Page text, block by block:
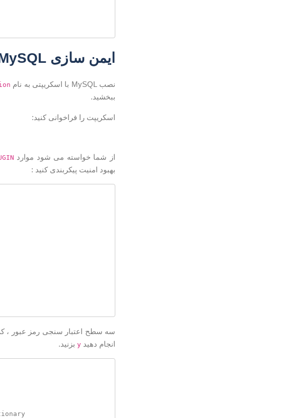
ایمن سازی MySQL
نصب MySQL با اسکریپتی به نام
ببخشید.
اسکریپت را فراخوانی کنید:
از شما خواسته می شود موارد
بهبود امنیت پیکربندی کنید :
سه سطح اعتبار سنجی رمز عبور ، کم
انجام دهید yبزنید.